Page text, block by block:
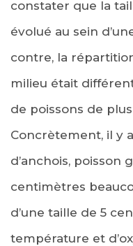
constater que la
évolué au sein
contre, la
milieu était
de poissons de
Concrètement, il y
d’anchois, poisson
centimètres
d’une taille de 5
température et